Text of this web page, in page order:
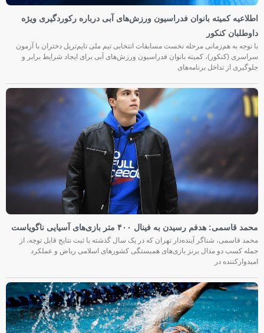
اطلاعیه کمیته بانوان فدراسیون ورزش‌های آبی درباره رکوردگیری ویژه
داوطلبان کنکور
با توجه به هم‌زمانی مرحله نخست مسابقات انتخابی تیم ملی تایم‌تریل دختران با آزمون
سراسری (کنکور)، کمیته بانوان فدراسیون ورزش‌های آبی برای ایجاد شرایط برابر و
جلوگیری از تداخل برنامه‌های
محمد قاسمی: هدفم رسیدن به فینال ۴۰۰ متر بازی‌های آسیایی ناگویاست
محمد قاسمی، شناگر آینده‌دار تهران که در یک سال گذشته با ثبت نتایج قابل توجه، از
جمله کسب دو مدال برنز بازی‌های همبستگی کشورهای اسلامی ریاض و عملکرد
امیدوارکننده در